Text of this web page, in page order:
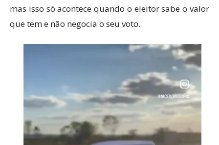
mas isso só acontece quando o eleitor sabe o valor
que tem e não negocia o seu voto.